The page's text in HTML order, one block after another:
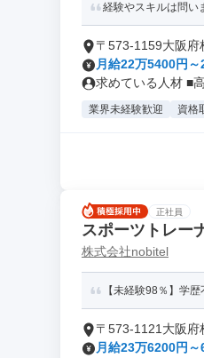
経験やスキルは問い
〒573-1159大阪府
月給22万5400円
求めている人材 ■
業界未経験歓迎 資格
正社員
スポーツトレー
株式会社nobitel
【未経験98％】学
〒573-1121大阪府
月給23万6200円～